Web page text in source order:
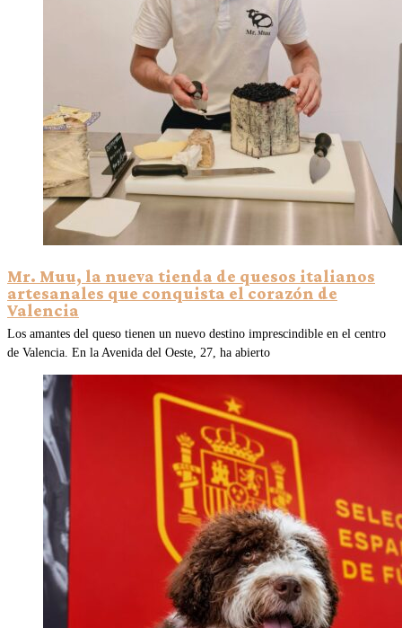
Mr. Muu, la nueva tienda de quesos italianos
artesanales que conquista el corazón de
Valencia
Los amantes del queso tienen un nuevo destino imprescindible en el centro
de Valencia. En la Avenida del Oeste, 27, ha abierto